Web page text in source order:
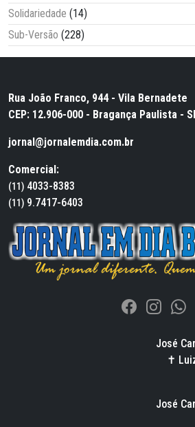
Solidariedade (14)
Sub-Versão (228)
Rua João Franco, 944 - Vila Bernadete
CEP: 12.906-000 - Bragança Paulista -
jornal@jornalemdia.com.br
Comercial:
(11) 4033-8383
(11) 9.7417-6403
José
✝
José